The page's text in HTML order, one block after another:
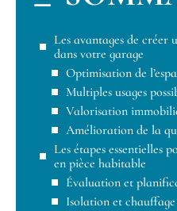
Les avantages de créer
dans votre garage
Optimisation de
Multiples usages
Valorisation
Amélioration de la
Les étapes essentielles
en pièce habitable
Évaluation et
Isolation et chauffage